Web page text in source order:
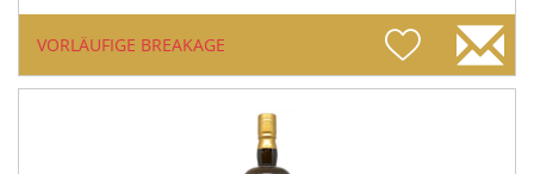
VORLÄUFIGE BREAKAGE